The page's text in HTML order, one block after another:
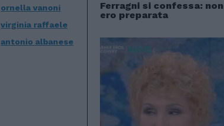
ornella vanoni
virginia raffaele
antonio albanese
Ferragni si confessa: non
ero preparata